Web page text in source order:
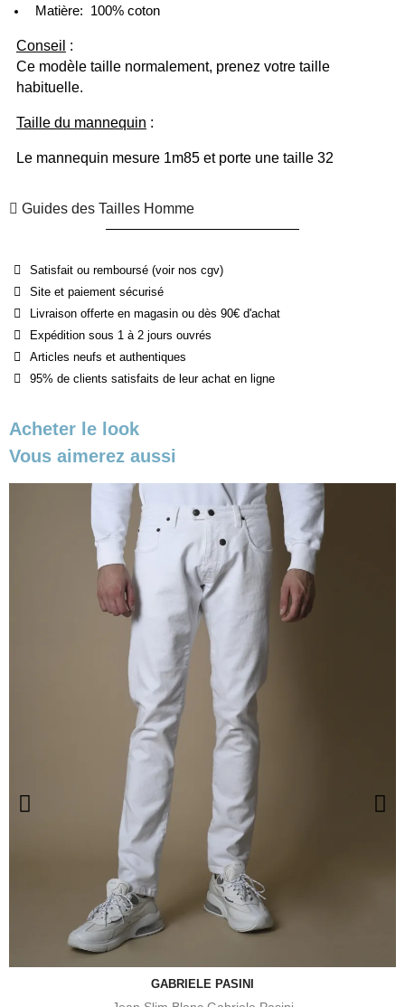
Matière:  100% coton
Conseil :
Ce modèle taille normalement, prenez votre taille
habituelle.
Taille du mannequin :
Le mannequin mesure 1m85 et porte une taille 32
Guides des Tailles Homme
Satisfait ou remboursé (voir nos cgv)
Site et paiement sécurisé
Livraison offerte en magasin ou dès 90€ d'achat
Expédition sous 1 à 2 jours ouvrés
Articles neufs et authentiques
95% de clients satisfaits de leur achat en ligne
Acheter le look
Vous aimerez aussi
GABRIELE PASINI